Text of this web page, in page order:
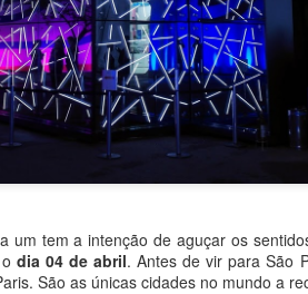
um tem a intenção de aguçar os
dia 04 de abril. Antes de vir para São
São as únicas cidades no mundo a
em formato PDF, para
máxima e
CLIQUE AQUI
http://bit.ly/WRartes